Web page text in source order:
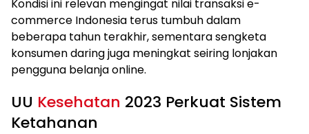
Kondisi ini relevan mengingat nilai transaksi e-
commerce Indonesia terus tumbuh dalam
beberapa tahun terakhir, sementara sengketa
konsumen daring juga meningkat seiring lonjakan
pengguna belanja online.
UU Kesehatan 2023 Perkuat Sistem
Ketahanan